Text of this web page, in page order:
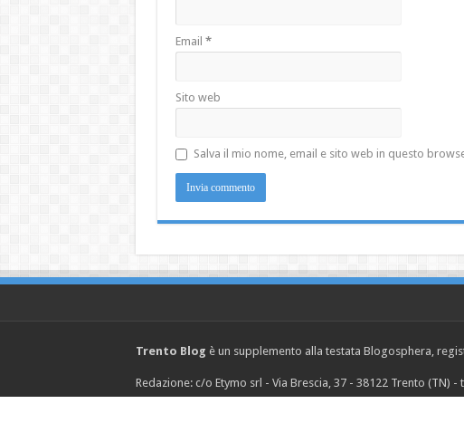
Email *
Sito web
Salva il mio nome, email e sito web in questo
Trento Blog è un supplemento alla testata Blogosphera,
Redazione: c/o Etymo srl - Via Brescia, 37 - 38122 Trento (TN)